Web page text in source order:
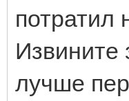
потратил
Извините
лучше